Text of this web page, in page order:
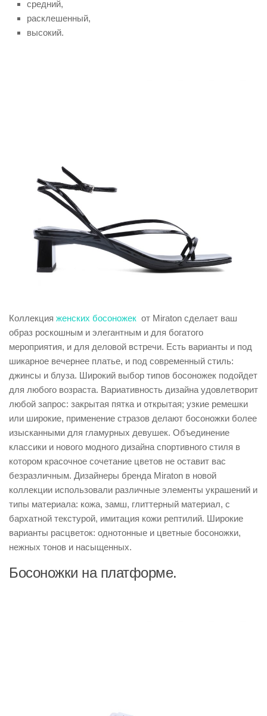
средний,
расклешенный,
высокий.
Коллекция женских босоножек от Miraton сделает ваш
образ роскошным и элегантным и для богатого
мероприятия, и для деловой встречи. Есть варианты и под
шикарное вечернее платье, и под современный стиль:
джинсы и блуза. Широкий выбор типов босоножек подойдет
для любого возраста. Вариативность дизайна удовлетворит
любой запрос: закрытая пятка и открытая; узкие ремешки
или широкие, применение стразов делают босоножки более
изысканными для гламурных девушек. Объединение
классики и нового модного дизайна спортивного стиля в
котором красочное сочетание цветов не оставит вас
безразличным. Дизайнеры бренда Miraton в новой
коллекции использовали различные элементы украшений и
типы материала: кожа, замш, глиттерный материал, с
бархатной текстурой, имитация кожи рептилий. Широкие
варианты расцветок: однотонные и цветные босоножки,
нежных тонов и насыщенных.
Босоножки на платформе.